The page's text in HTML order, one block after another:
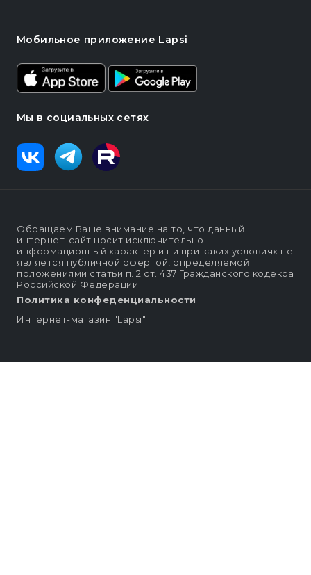
Мобильное приложение Lapsi
Мы в социальных сетях
Обращаем Ваше внимание на то, что данный
интернет-сайт носит исключительно
информационный характер и ни при каких условиях не
является публичной офертой, определяемой
положениями статьи п. 2 ст. 437 Гражданского кодекса
Российской Федерации
Политика конфеденциальности
Интернет-магазин "Lapsi".